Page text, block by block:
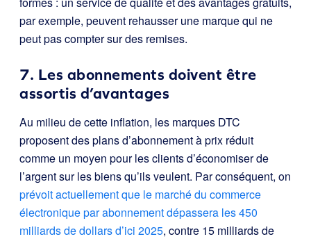
par exemple, peuvent rehausser une marque qui ne
peut pas compter sur des remises.
7. Les abonnements doivent être
assortis d’avantages
Au milieu de cette inflation, les marques DTC
proposent des plans d’abonnement à prix réduit
comme un moyen pour les clients d’économiser de
l’argent sur les biens qu’ils veulent. Par conséquent, on
prévoit actuellement que le marché du commerce
électronique par abonnement dépassera les 450
milliards de dollars d’ici 2025, contre 15 milliards de